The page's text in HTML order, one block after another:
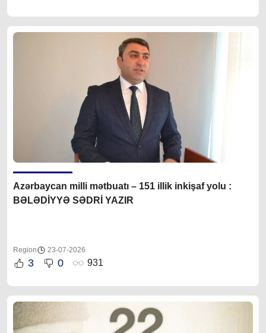
Azərbaycan milli mətbuatı – 151 illik inkişaf yolu :
BƏLƏDİYYƏ SƏDRİ YAZIR
Region 23-07-2026
3 0 931